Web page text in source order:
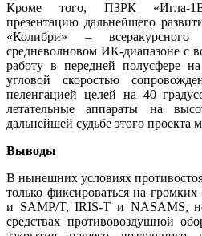
Кроме того, ПЗРК «Игла-
презентацию дальнейшего
«Колибри» –
средневолновом ИК-диапазоне с
работу в передней полусфере
угловой скоростью
пеленгацией целей на 40
летательные аппараты на
дальнейшей судьбе этого проекта
Выводы
В нынешних условиях
только фиксироваться на
и SAMP/T, IRIS-T и NASAMS,
средствах противовоздушной